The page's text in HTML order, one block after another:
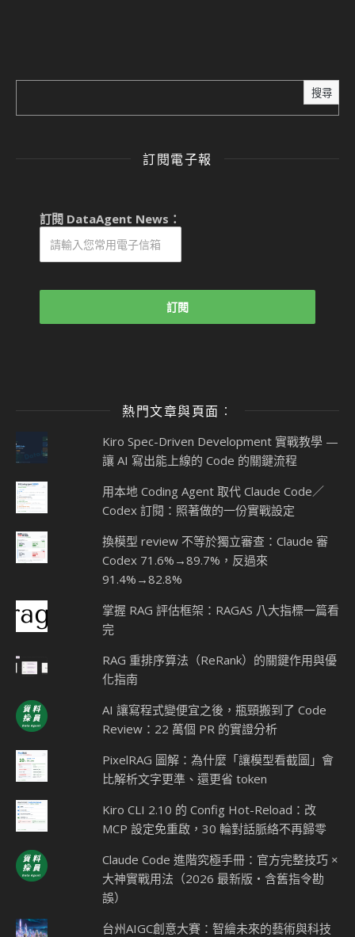
搜尋
訂閱電子報
訂閱 DataAgent News：
熱門文章與頁面︰
Kiro Spec-Driven Development 實戰教學 —
讓 AI 寫出能上線的 Code 的關鍵流程
用本地 Coding Agent 取代 Claude Code／
Codex 訂閱：照著做的一份實戰設定
換模型 review 不等於獨立審查：Claude 審
Codex 71.6%→89.7%，反過來
91.4%→82.8%
掌握 RAG 評估框架：RAGAS 八大指標一篇看
完
RAG 重排序算法（ReRank）的關鍵作用與優
化指南
AI 讓寫程式變便宜之後，瓶頸搬到了 Code
Review：22 萬個 PR 的實證分析
PixelRAG 圖解：為什麼「讓模型看截圖」會
比解析文字更準、還更省 token
Kiro CLI 2.10 的 Config Hot-Reload：改
MCP 設定免重啟，30 輪對話脈絡不再歸零
Claude Code 進階究極手冊：官方完整技巧 ×
大神實戰用法（2026 最新版・含舊指令勘
誤）
台州AIGC創意大賽：智繪未來的藝術與科技